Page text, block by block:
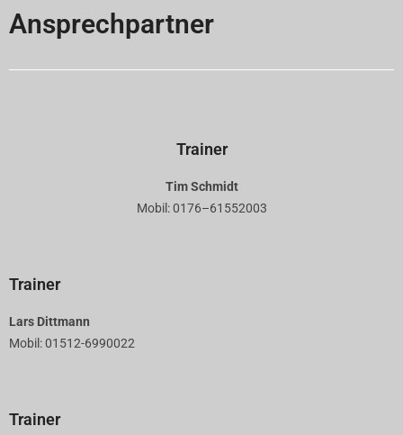
Ansprechpartner
Trainer
Tim Schmidt
Mobil: 0176–61552003
Trainer
Lars Dittmann
Mobil: 01512-6990022
Trainer